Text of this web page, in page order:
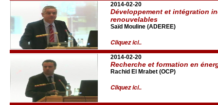
2014-02-20
Développement et intégration
renouvelables
Saïd Mouline (ADEREE)
Cliquez ici..
2014-02-20
Recherche et formation en
Rachid El Mrabet (OCP)
Cliquez ici..